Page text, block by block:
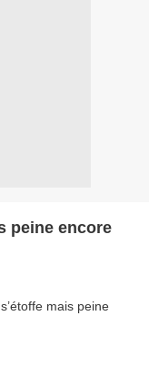
peine encore